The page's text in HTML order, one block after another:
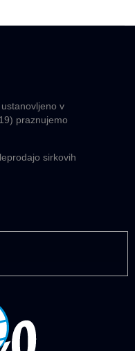
v
praznujemo
sirkovih